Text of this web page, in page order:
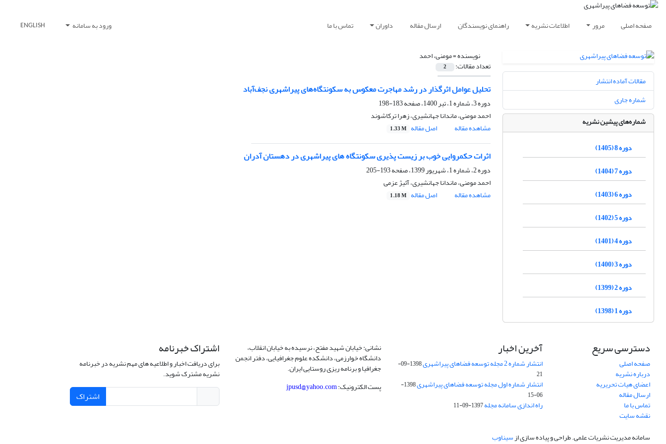
صفحه اصلی مرور اطلاعات نشریه راهنمای نویسندگان ارسال مقاله داوران تماس با ما ورود به سامانه ENGLISH
نویسنده =مومنی، احمد
تعداد مقالات: 2
تحلیل عوامل اثرگذار در رشد مهاجرت معکوس به سکونتگاه‌های پیراشهری نجف‌آباد
دوره 3، شماره 1، تیر 1400، صفحه
183-198
احمد مومنی، ماندانا جهانشیری، زهرا ترکاشوند
مشاهده مقاله
اصل مقاله 1.33 M
اثرات حکمروایی خوب بر زیست پذیری سکونتگاه های پیراشهری در دهستان آدران
دوره 2، شماره 1، شهریور 1399، صفحه
193-205
احمد مومنی، ماندانا جهانشیری، آئیژ عزمی
مشاهده مقاله
اصل مقاله 1.18 M
مقالات آماده انتشار
شماره جاری
شماره‌های پیشین نشریه
دوره 8 (1405)
دوره 7 (1404)
دوره 6 (1403)
دوره 5 (1402)
دوره 4 (1401)
دوره 3 (1400)
دوره 2 (1399)
دوره 1 (1398)
دسترسی سریع
صفحه اصلی
درباره نشریه
اعضای هیات تحریریه
ارسال مقاله
تماس با ما
نقشه سایت
آخرین اخبار
انتشار شماره 2 مجله توسعه فضاهای پیراشهری
1398-09-
21
انتشار شماره اول مجله توسعه فضاهای پیراشهری
1398-
06-15
راه اندازی سامانه مجله1397-09-11
نشانی: خیابان شهید مفتح، نرسیده به خیابان انقلاب،
دانشگاه خوارزمی، دانشکده علوم جغرافیایی، دفتر انجمن
جغرافیا و برنامه ریزی روستایی ایران.
پست الکترونیک:jpusd@yahoo.com
اشتراک خبرنامه
برای دریافت اخبار و اطلاعیه های مهم نشریه در خبرنامه
نشریه مشترک شوید.
اشتراک
سامانه مدیریت نشریات علمی.طراحی و پیاده سازی ازسیناوب